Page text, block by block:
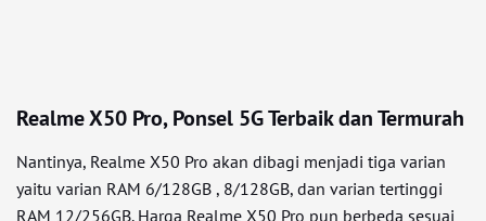
Realme X50 Pro, Ponsel 5G Terbaik dan Termurah
Nantinya, Realme X50 Pro akan dibagi menjadi tiga varian
yaitu varian RAM 6/128GB , 8/128GB, dan varian tertinggi
RAM 12/256GB. Harga Realme X50 Pro pun berbeda sesuai